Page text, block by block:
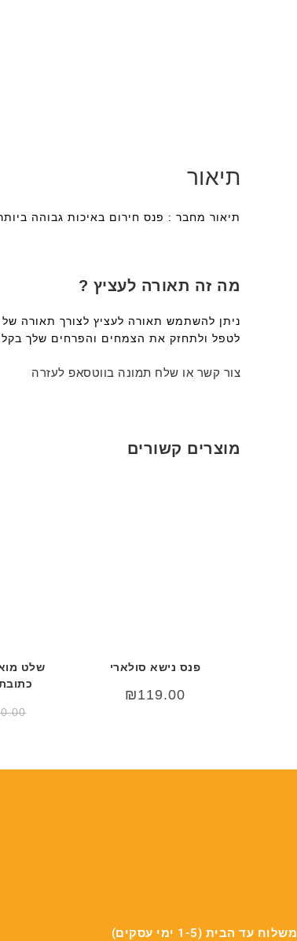
תיאור
תיאור מחבר : פנס חירום באיכות גבוהה
מה זה תאורה לעציץ ?
ניתן להשתמש תאורה לעציץ לצורך תאורה
לטפל ולתחזק את הצמחים והפרחים שלך
צור קשר או שלח תמונה בווטסאפ לעזרה
מוצרים קשורים
פנס נישא סולארי
₪119.00
שלט
משלוח עד הבית (1-5 ימי עסקים)